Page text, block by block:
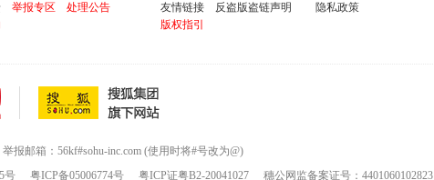
举报专区
处理公告
友情链接
反盗版盗链声明
隐私政策
版权指引
举报邮箱：56kf#sohu-inc.com (使用时将#号改为@)
号 粤ICP备05006774号 粤ICP证粤B2-20041027 穗公网监备案证号：4401060102823